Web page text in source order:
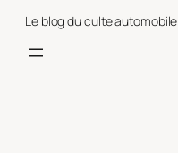
Le blog du culte